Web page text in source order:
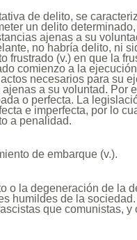
de delito, se
un delito
ajenas a su
no habría delito, ni
frustrado (v.) en que la
comienzo a la
necesarios para su
a su voluntad. Por
o perfecta. La
e imperfecta, por lo
a penalidad.
de embarque (v.).
o la degeneración de la
humildes de la
que comunistas, y